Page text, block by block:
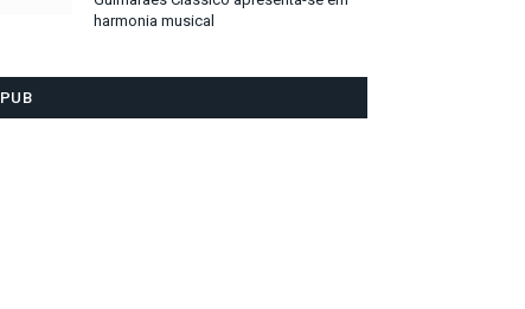
harmonia musical
PUB